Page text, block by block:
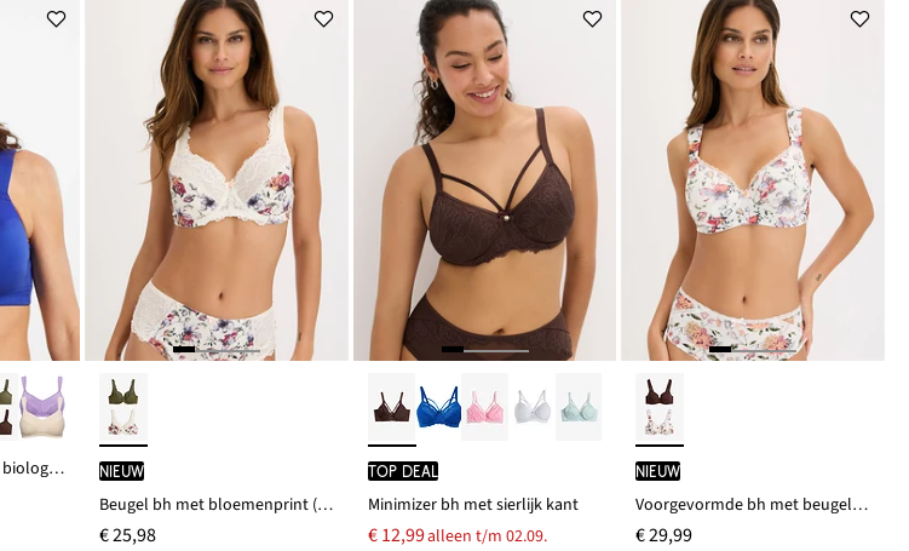
Bh zonder beugels met biologisch katoen (set van 2) Nieuw
Beugel bh met bloemenprint (set van 2)
€ 25,98
TOP DEAL
Minimizer bh met sierlijk kant
€ 12,99alleen t/m 02.09.
Nieuw
Voorgevormde bh met beugels en biologisch katoen (set van 2)
€ 29,99